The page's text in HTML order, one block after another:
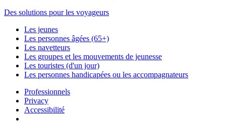
Des solutions pour les voyageurs
Les jeunes
Les personnes âgées (65+)
Les navetteurs
Les groupes et les mouvements de jeunesse
Les touristes (d'un jour)
Les personnes handicapées ou les accompagnateurs
Professionnels
Privacy
Accessibilité